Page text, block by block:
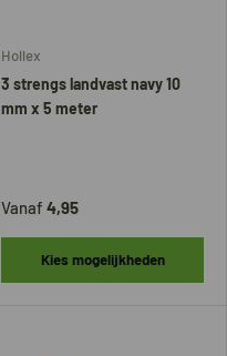
Hollex
3 strengs landvast navy 10
mm x 5 meter
Vanaf 4,95
Kies mogelijkheden